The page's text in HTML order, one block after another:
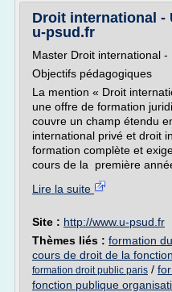
Droit international -
u-psud.fr
Master Droit international
Objectifs pédagogiques
La mention « Droit
une offre de formation
couvre un champ étendu
international privé et droit
formation complète et
cours de la première
Lire la suite
Site : http://www.u-psud.fr
Thèmes liés : formation
cours de droit de la
formation droit public paris /
fonction publique